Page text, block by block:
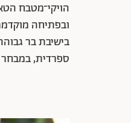
הויקי־מטבח
ובפתיחה
בישיבת בר
ספרדית, במבחר של יותר מ־120 יינות שונים